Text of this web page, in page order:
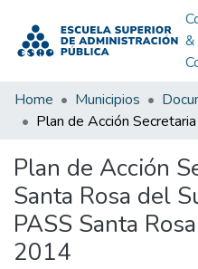
&
Home Municipios
Plan de Acción
Santa Rosa del
PASS Santa
2014